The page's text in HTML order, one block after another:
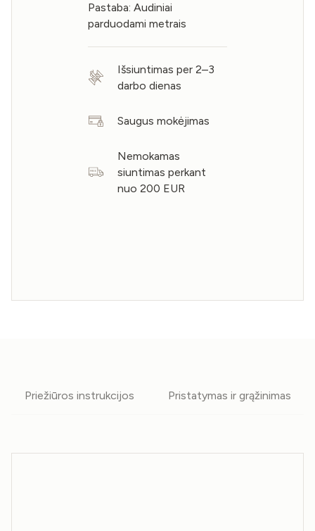
Pastaba: Audiniai
parduodami metrais
Išsiuntimas per 2–3
darbo dienas
Saugus mokėjimas
Nemokamas
siuntimas perkant
nuo 200 EUR
Priežiūros instrukcijos Pristatymas ir grąžinimas